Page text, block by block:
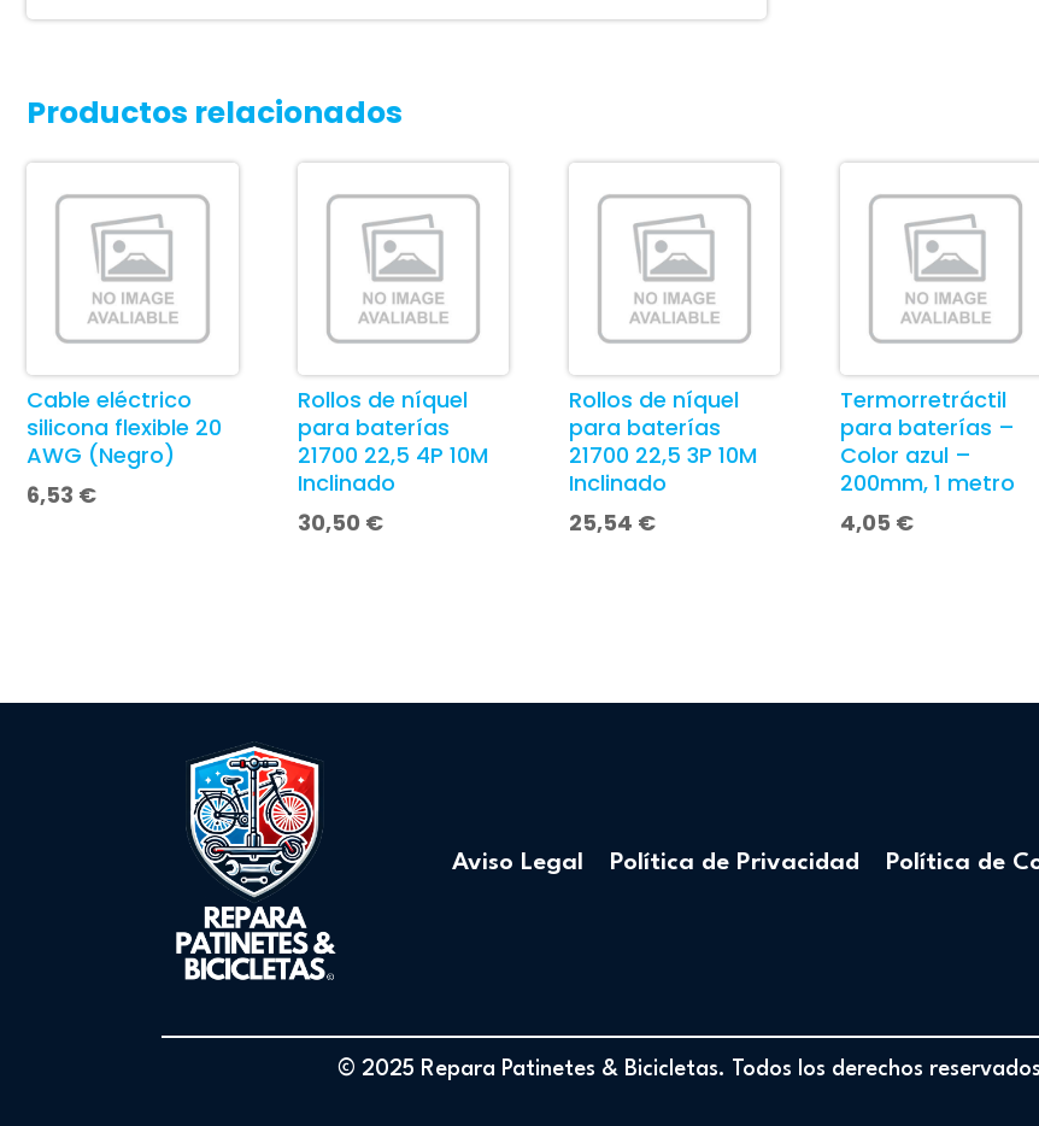
Productos relacionados
Cable eléctrico
silicona flexible 20
AWG (Negro)
6,53 €
Rollos de níquel
para baterías
21700 22,5 4P 10M
Inclinado
30,50 €
Rollos de níquel
para baterías
21700 22,5 3P 10M
Inclinado
25,54 €
Termorretráctil
para baterías –
Color azul –
200mm, 1 metro
4,05 €
Aviso Legal Política de Privacidad Política de
© 2025 Repara Patinetes & Bicicletas. Todos los derechos